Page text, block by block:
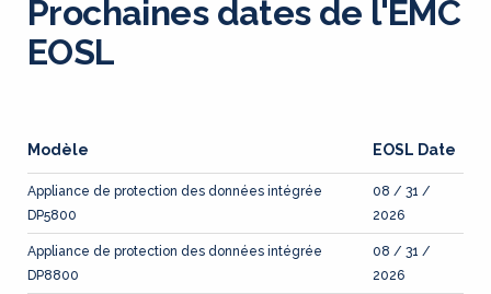
Prochaines dates de l'EMC
EOSL
Modèle EOSL Date
Appliance de protection des données intégrée
DP5800
08 / 31 /
2026
Appliance de protection des données intégrée
DP8800
08 / 31 /
2026